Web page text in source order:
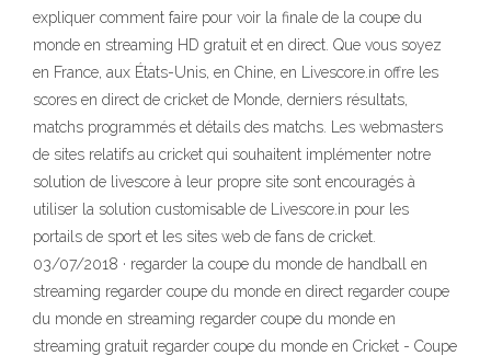
expliquer comment faire pour voir la finale de la coupe du
monde en streaming HD gratuit et en direct. Que vous soyez
en France, aux États-Unis, en Chine, en Livescore.in offre les
scores en direct de cricket de Monde, derniers résultats,
matchs programmés et détails des matchs. Les webmasters
de sites relatifs au cricket qui souhaitent implémenter notre
solution de livescore à leur propre site sont encouragés à
utiliser la solution customisable de Livescore.in pour les
portails de sport et les sites web de fans de cricket.
03/07/2018 · regarder la coupe du monde de handball en
streaming regarder coupe du monde en direct regarder coupe
du monde en streaming regarder coupe du monde en
streaming gratuit regarder coupe du monde en Cricket - Coupe